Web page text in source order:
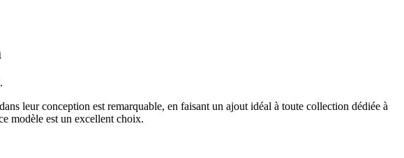
leur conception est remarquable, en faisant un ajout idéal à toute collection dédiée à
modèle est un excellent choix.